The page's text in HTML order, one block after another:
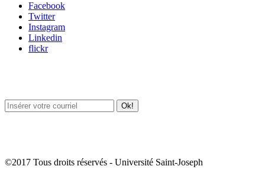
Facebook
Twitter
Instagram
Linkedin
flickr
©2017 Tous droits réservés - Université Saint-Joseph